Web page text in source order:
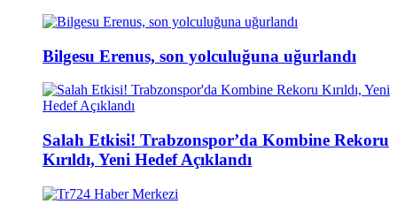
Bilgesu Erenus, son yolculuğuna uğurlandı
Salah Etkisi! Trabzonspor’da Kombine Rekoru
Kırıldı, Yeni Hedef Açıklandı